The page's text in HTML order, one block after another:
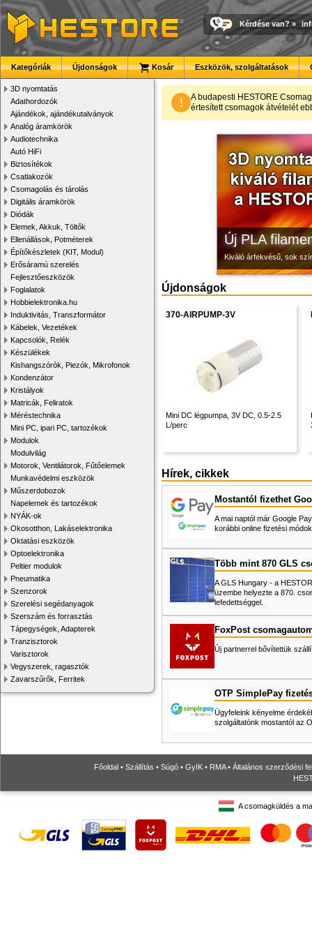
Kérdése van? »
Kategóriák Újdonságok Kosár Eszközök, szolgáltatások
3D nyomtatás
Adathordozók
Ajándékok, ajándékutalványok
Analóg áramkörök
Audiotechnika
Autó HiFi
Biztosítékok
Csatlakozók
Csomagolás és tárolás
Digitális áramkörök
Diódák
Elemek, Akkuk, Töltők
Ellenállások, Potméterek
Építőkészletek (KIT, Modul)
Erősáramú szerelés
Fejlesztőeszközök
Foglalatok
Hobbielektronika.hu
Induktivitás, Transzformátor
Kábelek, Vezetékek
Kapcsolók, Relék
Készülékek
Kishangszórók, Piezók, Mikrofonok
Kondenzátor
Kristályok
Matricák, Feliratok
Méréstechnika
Mini PC, ipari PC, tartozékok
Modulok
Modulvilág
Motorok, Ventilátorok, Fűtőelemek
Munkavédelmi eszközök
Műszerdobozok
Napelemek és tartozékok
NYÁK-ok
Okosotthon, Lakáselektronika
Oktatási eszközök
Optoelektronika
Peltier modulok
Pneumatika
Szenzorok
Szerelési segédanyagok
Szerszám és forrasztás
Tápegységek, Adapterek
Tranzisztorok
Varisztorok
Vegyszerek, ragasztók
Zavarszűrők, Ferritek
!
A budapesti HESTORE
értesített csomagok átvételét
Új PLA
Kiváló árfekvésű, sok
Modulvilág
Fejlesztés, szórakozás
3D nyomtató
Kiváló minőségű,
Megbízható
Új, modern
Újdonságok
370-AIRPUMP-3V
Mini DC légpumpa, 3V DC, 0.5-2.5
L/perc
Hírek, cikkek
Mostantól fizethet
A mai naptól már Google
korábbi online fizetési
Több mint 870 GLS
A GLS Hungary - a
üzembe helyezte a 870.
lefedettséggel.
FoxPost
Új partnerrel bővítettük
OTP SimplePay
Ügyfeleink kényelme
szolgáltatónk mostantól az
Főoldal • Szállítás • Súgó • GyIK • RMA• Általános szerződési
A csomagküldés a